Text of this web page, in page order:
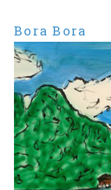
Bora Bora